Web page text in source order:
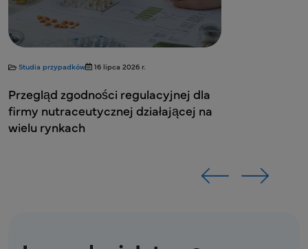
Studia przypadków 16 lipca 2026 r.
Przegląd zgodności regulacyjnej dla
firmy nutraceutycznej działającej na
wielu rynkach